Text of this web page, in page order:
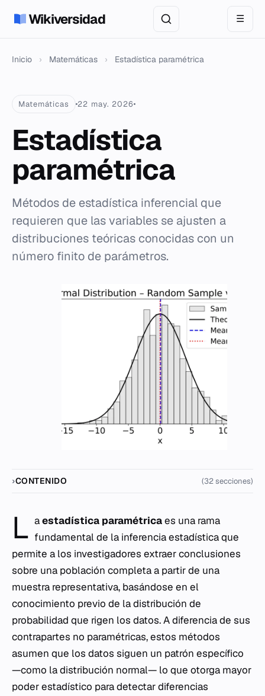
Wikiversidad ☰
Inicio › Matemáticas › Estadística paramétrica
Matemáticas 22 may. 2026
Estadística
paramétrica
Métodos de estadística inferencial que
requieren que las variables se ajusten a
distribuciones teóricas conocidas con un
número finito de parámetros.
CONTENIDO (32 secciones)
L aestadística paramétricaes una rama
fundamental de la inferencia estadística que
permite a los investigadores extraer conclusiones
sobre una población completa a partir de una
muestra representativa, basándose en el
conocimiento previo de la distribución de
probabilidad que rigen los datos. A diferencia de sus
contrapartes no paramétricas, estos métodos
asumen que los datos siguen un patrón específico
—como la distribución normal— lo que otorga mayor
poder estadístico para detectar diferencias